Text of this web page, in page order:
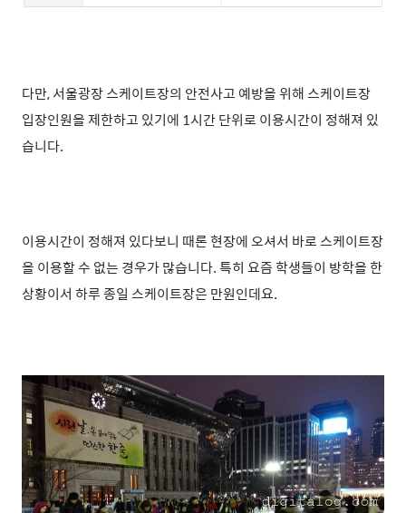
다만,서울광장 스케이트장의 안전사고 예방을 위해 스케이트장
입장인원을 제한하고 있기에 1시간 단위로 이용시간이 정해져 있
습니다.
이용시간이 정해져 있다보니 때론 현장에 오셔서 바로 스케이트장
을 이용할 수 없는 경우가 많습니다. 특히 요즘 학생들이 방학을 한
상황이서 하루 종일 스케이트장은 만원인데요.